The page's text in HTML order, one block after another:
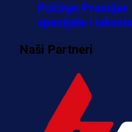
Počinje
specijale i
ponudu
A Selekcija
Šta je Barbarez
Njegova objava
Naši Partneri